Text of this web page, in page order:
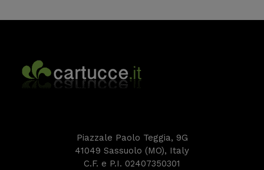
Piazzale Paolo Teggia, 9G
41049 Sassuolo (MO), Italy
C.F. e P.I. 02407350301